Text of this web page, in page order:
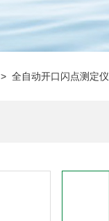
> 全自动开口闪点测定仪